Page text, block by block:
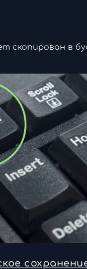
скопирован в